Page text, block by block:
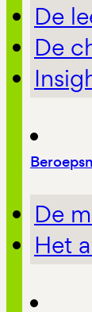
De
De
De
Het